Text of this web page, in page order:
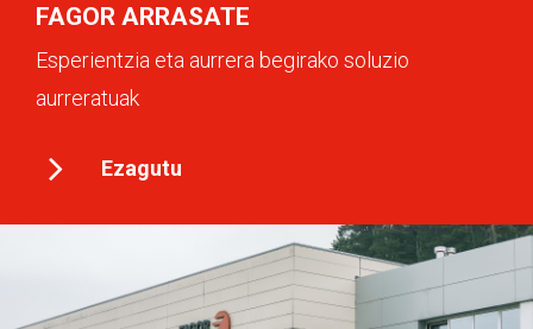
FAGOR ARRASATE
Esperientzia eta aurrera begirako soluzio
aurreratuak
Ezagutu